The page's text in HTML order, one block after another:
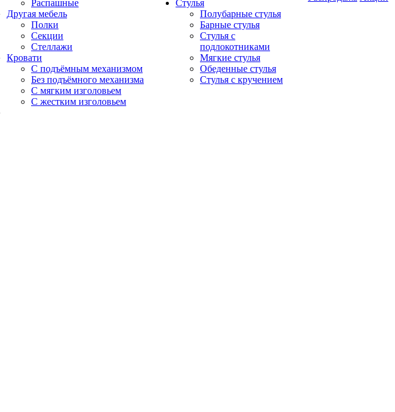
Распашные
Другая мебель
Полки
Секции
Стеллажи
Кровати
С подъёмным механизмом
Без подъёмного механизма
С мягким изголовьем
С жестким изголовьем
Стулья
Полубарные стулья
Барные стулья
Стулья с
подлокотниками
Мягкие стулья
Обеденные стулья
Стулья с кручением